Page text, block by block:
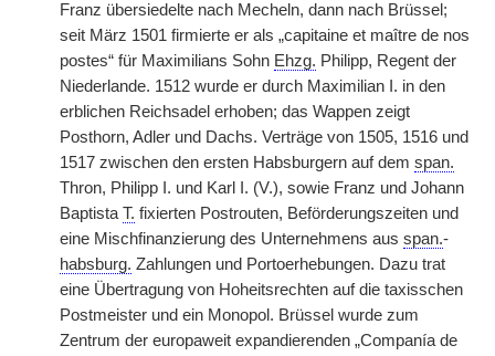
Franz übersiedelte nach Mecheln, dann nach Brüssel;
seit März 1501 firmierte er als „capitaine et maître de nos
postes“ für Maximilians Sohn Ehzg. Philipp, Regent der
Niederlande. 1512 wurde er durch Maximilian I. in den
erblichen Reichsadel erhoben; das Wappen zeigt
Posthorn, Adler und Dachs. Verträge von 1505, 1516 und
1517 zwischen den ersten Habsburgern auf dem span.
Thron, Philipp I. und Karl I. (V.), sowie Franz und Johann
Baptista T. fixierten Postrouten, Beförderungszeiten und
eine Mischfinanzierung des Unternehmens aus span.-
habsburg. Zahlungen und Portoerhebungen. Dazu trat
eine Übertragung von Hoheitsrechten auf die taxisschen
Postmeister und ein Monopol. Brüssel wurde zum
Zentrum der europaweit expandierenden „Companía de